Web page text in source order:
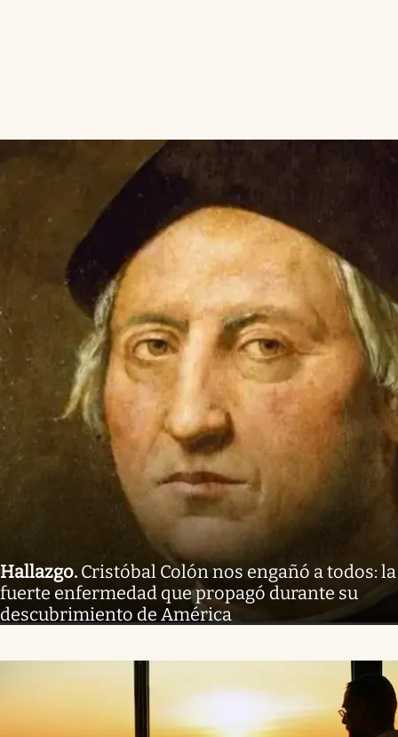
Hallazgo. Cristóbal Colón nos engañó a todos: la
fuerte enfermedad que propagó durante su
descubrimiento de América